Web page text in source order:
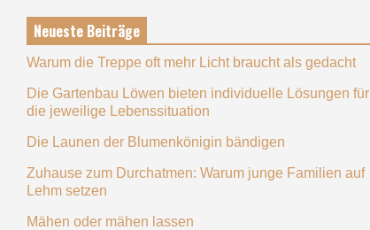
Neueste Beiträge
Warum die Treppe oft mehr Licht braucht als gedacht
Die Gartenbau Löwen bieten individuelle Lösungen für
die jeweilige Lebenssituation
Die Launen der Blumenkönigin bändigen
Zuhause zum Durchatmen: Warum junge Familien auf
Lehm setzen
Mähen oder mähen lassen